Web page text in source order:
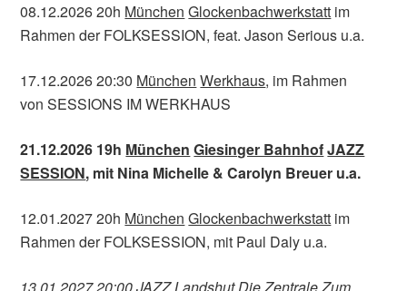
08.12.2026 20h München Glockenbachwerkstatt im
Rahmen der FOLKSESSION, feat. Jason Serious u.a.
17.12.2026 20:30 München Werkhaus, im Rahmen
von SESSIONS IM WERKHAUS
21.12.2026 19h München Giesinger BahnhofJAZZ
SESSION, mit Nina Michelle &Carolyn Breuer u.a.
12.01.2027 20h München Glockenbachwerkstatt im
Rahmen der FOLKSESSION, mit Paul Daly u.a.